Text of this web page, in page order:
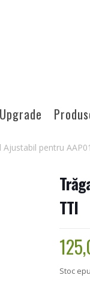
Ajustabil pentru
TTI
Stoc